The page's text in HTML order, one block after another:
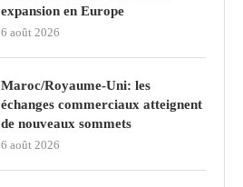
expansion en Europe
6 août 2026
Maroc/Royaume-Uni: les
échanges commerciaux atteignent
de nouveaux sommets
6 août 2026